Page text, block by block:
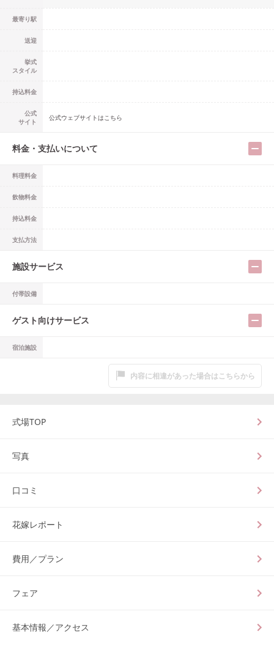
最寄り駅
送迎
挙式
スタイル
持込料金
公式
サイト
公式ウェブサイトはこちら
料金・支払いについて
料理料金
飲物料金
持込料金
支払方法
施設サービス
付帯設備
ゲスト向けサービス
宿泊施設
内容に相違があった場合はこちらから
式場TOP
写真
口コミ
花嫁レポート
費用／プラン
フェア
基本情報／アクセス